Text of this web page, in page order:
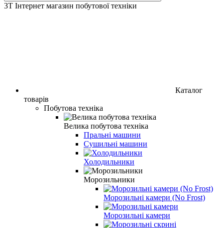
3T Інтернет магазин побутової техніки
Каталог
товарів
Побутова техніка
Велика побутова техніка
Пральні машини
Сушильні машини
Холодильники
Морозильники
Морозильні камери (No Frost)
Морозильні камери